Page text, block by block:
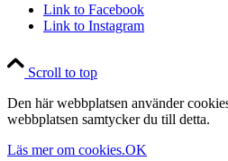
Link to Facebook
Link to Instagram
Scroll to top
Den här webbplatsen använder
webbplatsen samtycker du till detta.
Läs mer om cookies.OK